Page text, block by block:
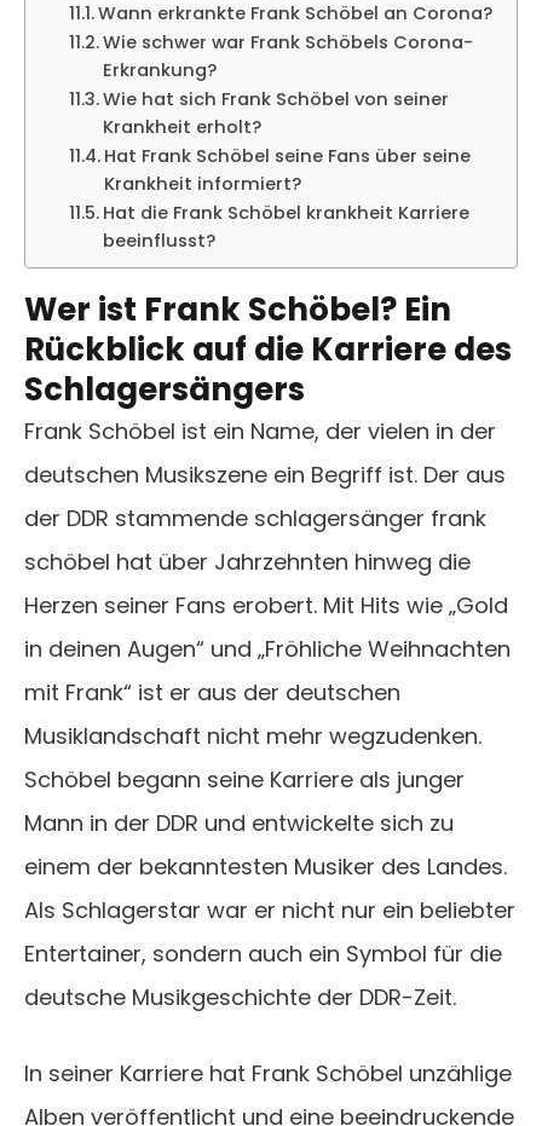
Wann erkrankte Frank Schöbel an Corona?
Wie schwer war Frank Schöbels Corona-
Erkrankung?
Wie hat sich Frank Schöbel von seiner
Krankheit erholt?
Hat Frank Schöbel seine Fans über seine
Krankheit informiert?
Hat die Frank Schöbel krankheit Karriere
beeinflusst?
Wer ist Frank Schöbel? Ein
Rückblick auf die Karriere des
Schlagersängers
Frank Schöbel ist ein Name, der vielen in der
deutschen Musikszene ein Begriff ist. Der aus
der DDR stammende schlagersänger frank
schöbel hat über Jahrzehnten hinweg die
Herzen seiner Fans erobert. Mit Hits wie „Gold
in deinen Augen“ und „Fröhliche Weihnachten
mit Frank“ ist er aus der deutschen
Musiklandschaft nicht mehr wegzudenken.
Schöbel begann seine Karriere als junger
Mann in der DDR und entwickelte sich zu
einem der bekanntesten Musiker des Landes.
Als Schlagerstar war er nicht nur ein beliebter
Entertainer, sondern auch ein Symbol für die
deutsche Musikgeschichte der DDR-Zeit.
In seiner Karriere hat Frank Schöbel unzählige
Alben veröffentlicht und eine beeindruckende